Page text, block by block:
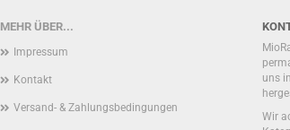
MEHR ÜBER...
Impressum
Kontakt
Versand- & Zahlungsbedingungen
uns
Wir